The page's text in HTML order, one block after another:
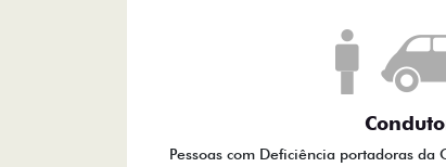
Pessoas com Deficiência portadoras